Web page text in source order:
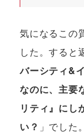
気になるこの
した。すると
バーシティ&
なのに、主要
リティ』にし
い？ 」でした